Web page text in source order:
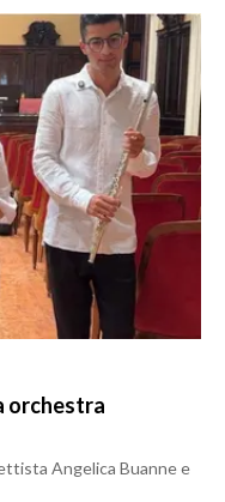
orchestra
Angelica Buanne e